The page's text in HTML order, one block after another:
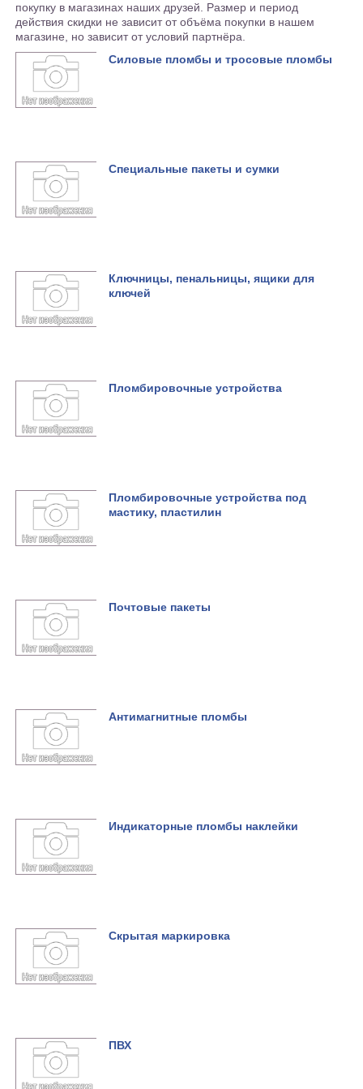
покупку в магазинах наших друзей. Размер и период
действия скидки не зависит от объёма покупки в нашем
магазине, но зависит от условий партнёра.
Силовые пломбы и тросовые пломбы
Специальные пакеты и сумки
Ключницы, пенальницы, ящики для
ключей
Пломбировочные устройства
Пломбировочные устройства под
мастику, пластилин
Почтовые пакеты
Антимагнитные пломбы
Индикаторные пломбы наклейки
Скрытая маркировка
ПВХ